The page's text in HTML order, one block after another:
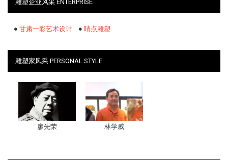
雕塑企业风采 ENTERPRISE
● 甘肃一彩艺术设计 ● 睛点雕塑
雕塑家风采 PERSONAL STYLE
廖先荣 林学威